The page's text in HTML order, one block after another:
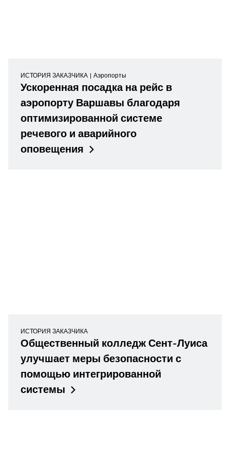
ИСТОРИЯ ЗАКАЗЧИКА Аэропорты
Ускоренная посадка на рейс в
аэропорту Варшавы благодаря
оптимизированной системе
речевого и аварийного
оповещения
ИСТОРИЯ ЗАКАЗЧИКА
Общественный колледж Сент-Луиса
улучшает меры безопасности с
помощью интегрированной
системы